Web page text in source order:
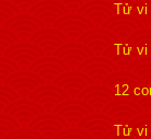
Tử vi
Tử vi
12
Tử vi